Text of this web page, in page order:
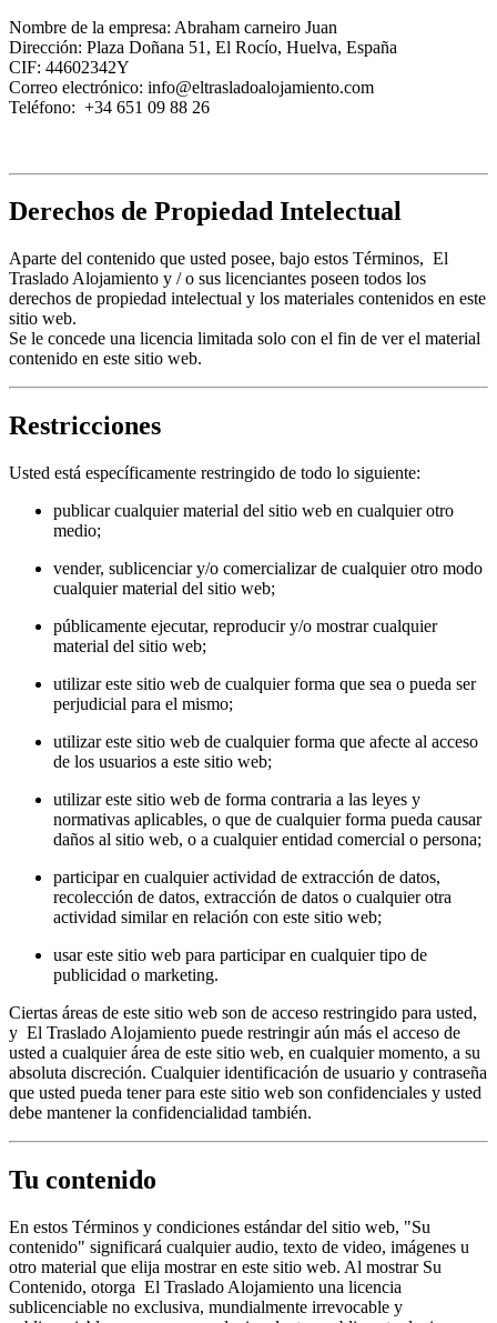
Nombre de la empresa: Abraham carneiro Juan
Dirección: Plaza Doñana 51, El Rocío, Huelva, España
CIF: 44602342Y
Correo electrónico: info@eltrasladoalojamiento.com
Teléfono: +34 651 09 88 26
Derechos de Propiedad Intelectual
Aparte del contenido que usted posee, bajo estos Términos, El
Traslado Alojamiento y / o sus licenciantes poseen todos los
derechos de propiedad intelectual y los materiales contenidos en este
sitio web.
Se le concede una licencia limitada solo con el fin de ver el material
contenido en este sitio web.
Restricciones
Usted está específicamente restringido de todo lo siguiente:
publicar cualquier material del sitio web en cualquier otro
medio;
vender, sublicenciar y/o comercializar de cualquier otro modo
cualquier material del sitio web;
públicamente ejecutar, reproducir y/o mostrar cualquier
material del sitio web;
utilizar este sitio web de cualquier forma que sea o pueda ser
perjudicial para el mismo;
utilizar este sitio web de cualquier forma que afecte al acceso
de los usuarios a este sitio web;
utilizar este sitio web de forma contraria a las leyes y
normativas aplicables, o que de cualquier forma pueda causar
daños al sitio web, o a cualquier entidad comercial o persona;
participar en cualquier actividad de extracción de datos,
recolección de datos, extracción de datos o cualquier otra
actividad similar en relación con este sitio web;
usar este sitio web para participar en cualquier tipo de
publicidad o marketing.
Ciertas áreas de este sitio web son de acceso restringido para usted,
y El Traslado Alojamiento puede restringir aún más el acceso de
usted a cualquier área de este sitio web, en cualquier momento, a su
absoluta discreción. Cualquier identificación de usuario y contraseña
que usted pueda tener para este sitio web son confidenciales y usted
debe mantener la confidencialidad también.
Tu contenido
En estos Términos y condiciones estándar del sitio web, "Su
contenido" significará cualquier audio, texto de video, imágenes u
otro material que elija mostrar en este sitio web. Al mostrar Su
Contenido, otorga El Traslado Alojamiento una licencia
sublicenciable no exclusiva, mundialmente irrevocable y